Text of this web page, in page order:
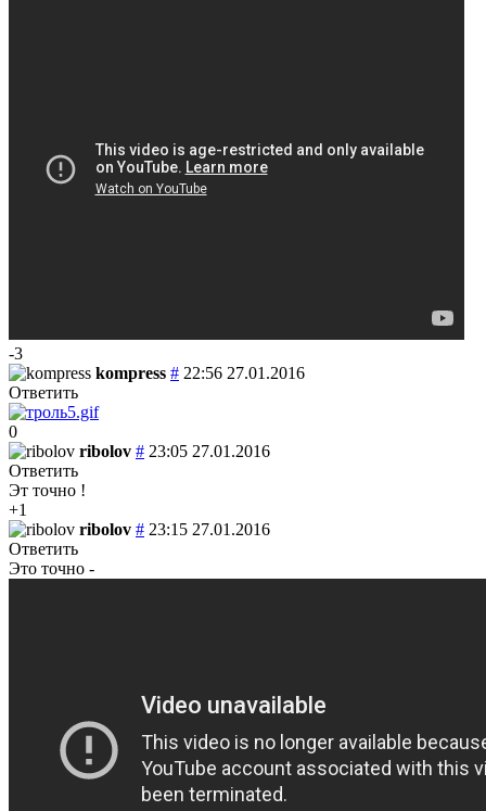
-3
kompress # 22:56 27.01.2016
Ответить
0
ribolov # 23:05 27.01.2016
Ответить
Эт точно !
+1
ribolov # 23:15 27.01.2016
Ответить
Это точно -